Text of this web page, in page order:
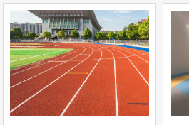
塑胶跑道
运动场地坪
立即询问
查看详情
立